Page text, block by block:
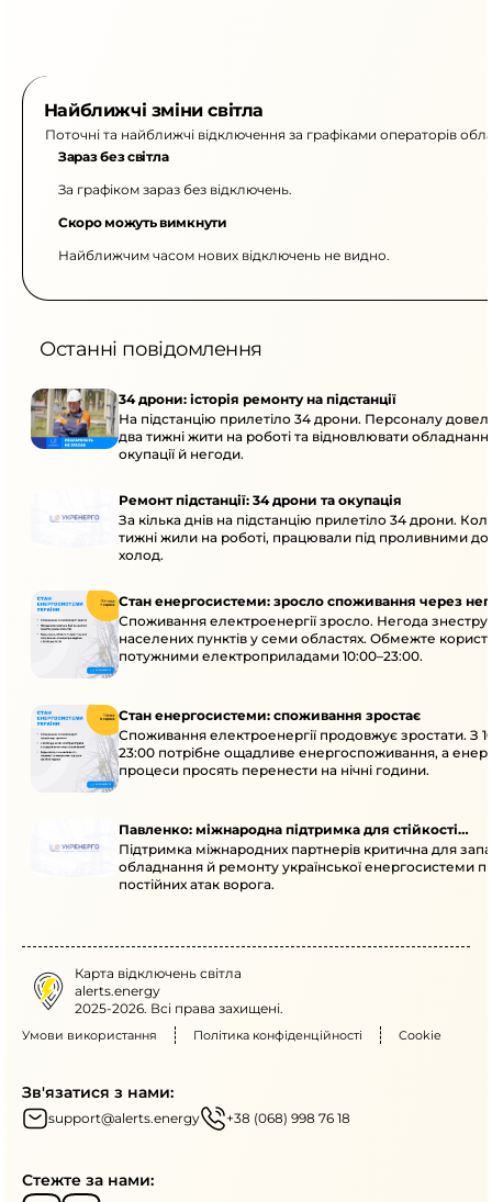
Найближчі зміни світла
Поточні та найближчі відключення за графіками операторів
Зараз без світла
За графіком зараз без відключень.
Скоро можуть вимкнути
Найближчим часом нових відключень не видно.
Останні повідомлення
34 дрони: історія ремонту на підстанції
На підстанцію прилетіло 34 дрони. Персоналу
два тижні жити на роботі та відновлювати
окупації й негоди.
Ремонт підстанції: 34 дрони та окупація
За кілька днів на підстанцію прилетіло 34 дрони.
тижні жили на роботі, працювали під проливними
холод.
Стан енергосистеми: зросло споживання через
Споживання електроенергії зросло. Негода
населених пунктів у семи областях. Обмежте
потужними електроприладами 10:00–23:00.
Стан енергосистеми: споживання зростає
Споживання електроенергії продовжує зростати. З
23:00 потрібне ощадливе енергоспоживання, а
процеси просять перенести на нічні години.
Павленко: міжнародна підтримка для стійкості
енергосистеми
Підтримка міжнародних партнерів критична для
обладнання й ремонту української енергосистеми
постійних атак ворога.
Карта відключень світла
alerts.energy
2025-2026. Всі права захищені.
Умови використання Політика конфіденційності Cookie
Зв'язатися з нами:
support@alerts.energy +38 (068) 998 76 18
Стежте за нами: